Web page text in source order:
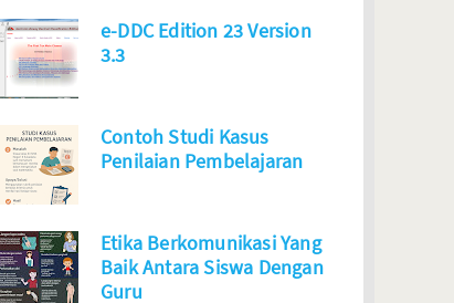
e-DDC Edition 23 Version
3.3
Contoh Studi Kasus
Penilaian Pembelajaran
Etika Berkomunikasi Yang
Baik Antara Siswa Dengan
Guru